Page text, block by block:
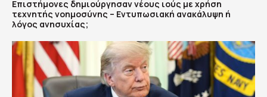
Επιστήμονες δημιούργησαν νέους ιούς με χρήση
τεχνητής νοημοσύνης – Εντυπωσιακή ανακάλυψη ή
λόγος ανησυχίας;